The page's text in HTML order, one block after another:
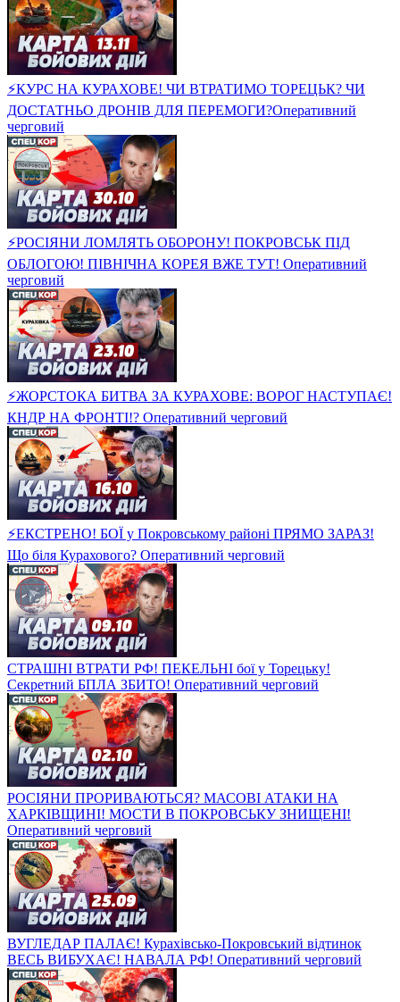
⚡️КУРС НА КУРАХОВЕ! ЧИ ВТРАТИМО ТОРЕЦЬК? ЧИ
ДОСТАТНЬО ДРОНІВ ДЛЯ ПЕРЕМОГИ?Оперативний
черговий
⚡️РОСІЯНИ ЛОМЛЯТЬ ОБОРОНУ! ПОКРОВСЬК ПІД
ОБЛОГОЮ! ПІВНІЧНА КОРЕЯ ВЖЕ ТУТ! Оперативний
черговий
⚡️ЖОРСТОКА БИТВА ЗА КУРАХОВЕ: ВОРОГ НАСТУПАЄ!
КНДР НА ФРОНТІ!? Оперативний черговий
⚡️ЕКСТРЕНО! БОЇ у Покровському районі ПРЯМО ЗАРАЗ!
Що біля Курахового? Оперативний черговий
СТРАШНІ ВТРАТИ РФ! ПЕКЕЛЬНІ бої у Торецьку!
Секретний БПЛА ЗБИТО! Оперативний черговий
РОСІЯНИ ПРОРИВАЮТЬСЯ? МАСОВІ АТАКИ НА
ХАРКІВЩИНІ! МОСТИ В ПОКРОВСЬКУ ЗНИЩЕНІ!
Оперативний черговий
ВУГЛЕДАР ПАЛАЄ! Курахівсько-Покровський відтинок
ВЕСЬ ВИБУХАЄ! НАВАЛА РФ! Оперативний черговий